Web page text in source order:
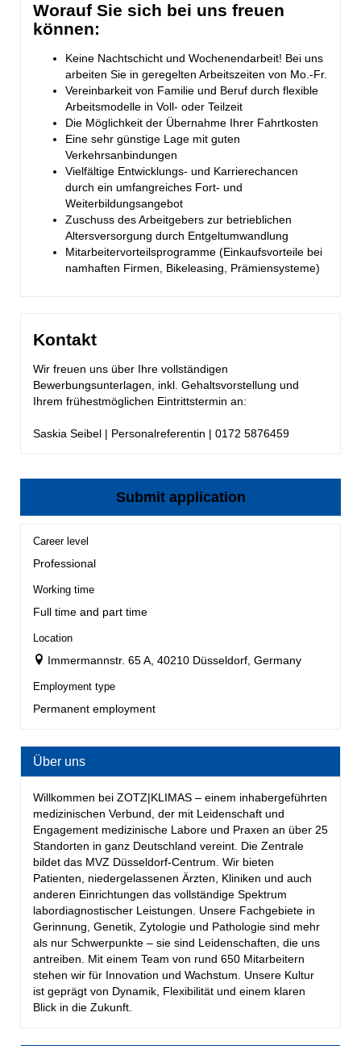
Worauf Sie sich bei uns freuen
können:
Keine Nachtschicht und Wochenendarbeit! Bei uns
arbeiten Sie in geregelten Arbeitszeiten von Mo.-Fr.
Vereinbarkeit von Familie und Beruf durch flexible
Arbeitsmodelle in Voll- oder Teilzeit
Die Möglichkeit der Übernahme Ihrer Fahrtkosten
Eine sehr günstige Lage mit guten
Verkehrsanbindungen
Vielfältige Entwicklungs- und Karrierechancen
durch ein umfangreiches Fort- und
Weiterbildungsangebot
Zuschuss des Arbeitgebers zur betrieblichen
Altersversorgung durch Entgeltumwandlung
Mitarbeitervorteilsprogramme (Einkaufsvorteile bei
namhaften Firmen, Bikeleasing, Prämiensysteme)
Kontakt
Wir freuen uns über Ihre vollständigen
Bewerbungsunterlagen, inkl. Gehaltsvorstellung und
Ihrem frühestmöglichen Eintrittstermin an:
Saskia Seibel | Personalreferentin | 0172 5876459
Submit application
Career level
Professional
Working time
Full time and part time
Location
Immermannstr. 65 A, 40210 Düsseldorf, Germany
Employment type
Permanent employment
Über uns
Willkommen bei ZOTZ|KLIMAS – einem inhabergeführten
medizinischen Verbund, der mit Leidenschaft und
Engagement medizinische Labore und Praxen an über 25
Standorten in ganz Deutschland vereint. Die Zentrale
bildet das MVZ Düsseldorf-Centrum. Wir bieten
Patienten, niedergelassenen Ärzten, Kliniken und auch
anderen Einrichtungen das vollständige Spektrum
labordiagnostischer Leistungen. Unsere Fachgebiete in
Gerinnung, Genetik, Zytologie und Pathologie sind mehr
als nur Schwerpunkte – sie sind Leidenschaften, die uns
antreiben. Mit einem Team von rund 650 Mitarbeitern
stehen wir für Innovation und Wachstum. Unsere Kultur
ist geprägt von Dynamik, Flexibilität und einem klaren
Blick in die Zukunft.